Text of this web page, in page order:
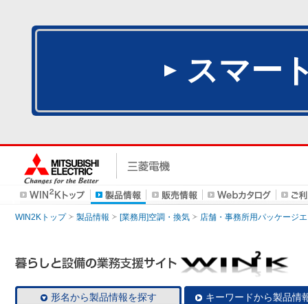
スマー
WIN2Kトップ 製品情報 [業務用]空調・換気 店舗・事務所用パッケージ
形名から製品情報を探す キーワードから製品情